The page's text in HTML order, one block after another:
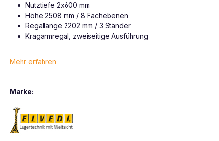
Nutztiefe 2x600 mm
Höhe 2508 mm / 8 Fachebenen
Regallänge 2202 mm / 3 Ständer
Kragarmregal, zweiseitige Ausführung
Mehr erfahren
Marke: